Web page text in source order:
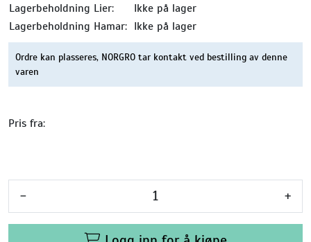
Lagerbeholdning Lier:
Ikke på lager
Lagerbeholdning Hamar: Ikke på lager
Ordre kan plasseres, NORGRO tar kontakt ved bestilling av denne
varen
Pris fra:
- +